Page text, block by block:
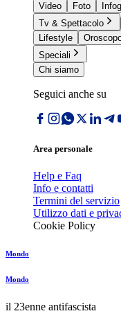
Video
Foto
Tv & Spettacolo
Lifestyle
Speciali
Chi siamo
Seguici anche su
Area personale
Help e Faq
Info e contatti
Termini del servizio
Utilizzo dati e
Cookie Policy
Mondo
Mondo
il 23enne antifascista